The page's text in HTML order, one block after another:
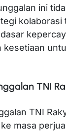
ini
kolaborasi
kesetiaan
TNI
TNI
masa